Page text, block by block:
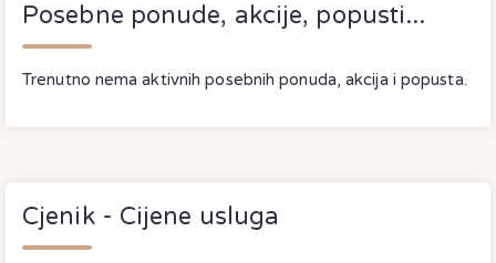
Posebne ponude, akcije, popusti...
Trenutno nema aktivnih posebnih ponuda, akcija i popusta.
Cjenik - Cijene usluga